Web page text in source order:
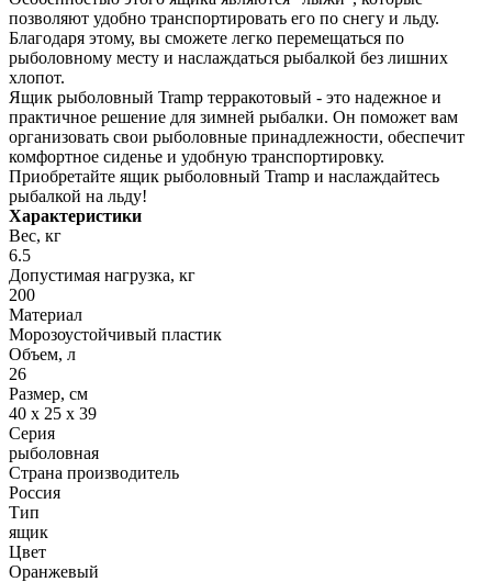
позволяют удобно транспортировать его по снегу и льду.
Благодаря этому, вы сможете легко перемещаться по
рыболовному месту и наслаждаться рыбалкой без лишних
хлопот.
Ящик рыболовный Tramp терракотовый - это надежное и
практичное решение для зимней рыбалки. Он поможет вам
организовать свои рыболовные принадлежности, обеспечит
комфортное сиденье и удобную транспортировку.
Приобретайте ящик рыболовный Tramp и наслаждайтесь
рыбалкой на льду!
Характеристики
Вес, кг
6.5
Допустимая нагрузка, кг
200
Материал
Морозоустойчивый пластик
Объем, л
26
Размер, см
40 х 25 х 39
Серия
рыболовная
Страна производитель
Россия
Тип
ящик
Цвет
Оранжевый